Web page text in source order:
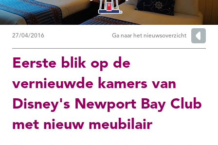
27/04/2016 Ga naar het nieuwsoverzicht
Eerste blik op de
vernieuwde kamers van
Disney's Newport Bay Club
met nieuw meubilair